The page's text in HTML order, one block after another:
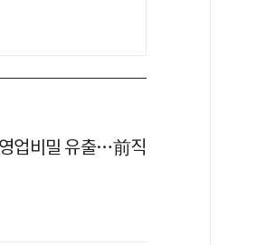
업비밀 유출…前직